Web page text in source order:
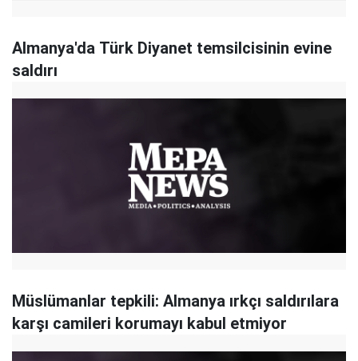
Almanya'da Türk Diyanet temsilcisinin evine
saldırı
Müslümanlar tepkili: Almanya ırkçı saldırılara
karşı camileri korumayı kabul etmiyor